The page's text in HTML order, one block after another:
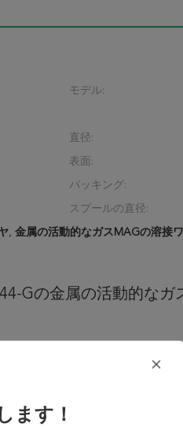
ます！
モデル:
直径:
表面:
パッキング:
スプールの直径:
, 金属の活動的なガスMAGの溶接
Gの金属の活動的な
性能が、あり。溶着金属によい
さの等級の鉄骨構造の、風化の溶